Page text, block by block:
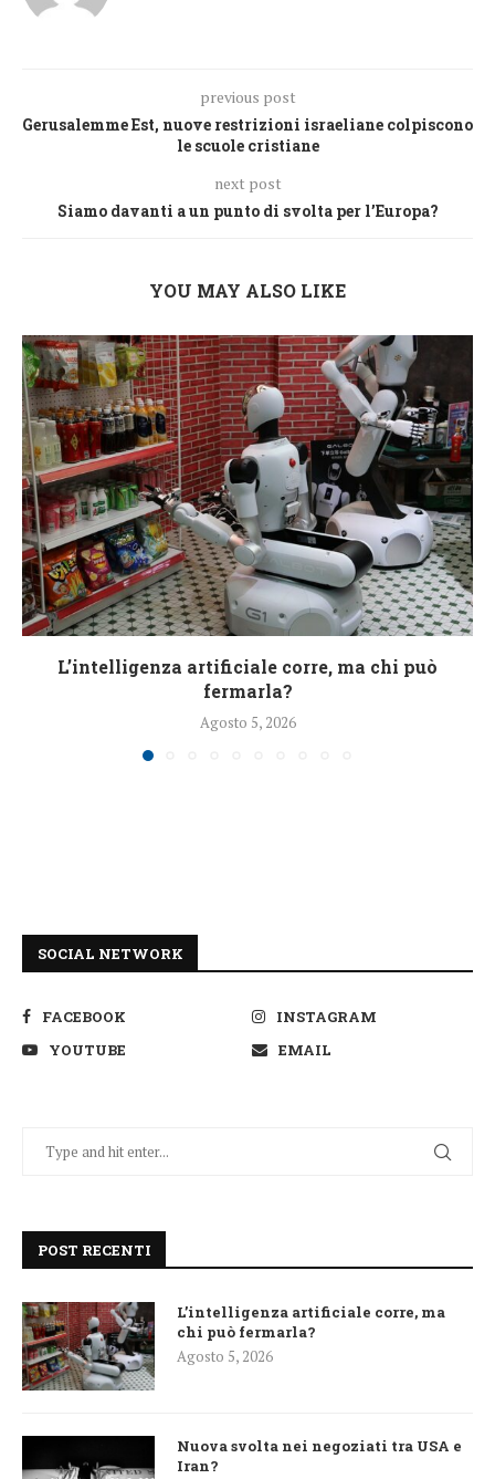
previous post
Gerusalemme Est, nuove restrizioni israeliane colpiscono
le scuole cristiane
next post
Siamo davanti a un punto di svolta per l’Europa?
YOU MAY ALSO LIKE
L’intelligenza artificiale corre, ma chi può
fermarla?
Agosto 5, 2026
SOCIAL NETWORK
FACEBOOK
INSTAGRAM
YOUTUBE
EMAIL
POST RECENTI
L’intelligenza artificiale corre, ma
chi può fermarla?
Agosto 5, 2026
Nuova svolta nei negoziati tra USA e
Iran?